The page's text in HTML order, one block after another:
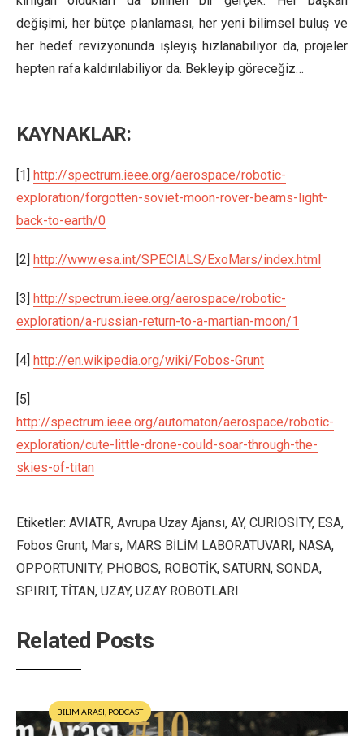
değişimi, her bütçe planlaması, her yeni bilimsel buluş ve
her hedef revizyonunda işleyiş hızlanabiliyor da, projeler
hepten rafa kaldırılabiliyor da. Bekleyip göreceğiz…
KAYNAKLAR:
[1] http://spectrum.ieee.org/aerospace/robotic-
exploration/forgotten-soviet-moon-rover-beams-light-
back-to-earth/0
[2] http://www.esa.int/SPECIALS/ExoMars/index.html
[3] http://spectrum.ieee.org/aerospace/robotic-
exploration/a-russian-return-to-a-martian-moon/1
[4] http://en.wikipedia.org/wiki/Fobos-Grunt
[5]
http://spectrum.ieee.org/automaton/aerospace/robotic-
exploration/cute-little-drone-could-soar-through-the-
skies-of-titan
Etiketler: AVIATR, Avrupa Uzay Ajansı, AY, CURIOSITY, ESA,
Fobos Grunt, Mars, MARS BİLİM LABORATUVARI, NASA,
OPPORTUNITY, PHOBOS, ROBOTİK, SATÜRN, SONDA,
SPIRIT, TİTAN, UZAY, UZAY ROBOTLARI
Related Posts
BİLİM ARASI PODCAST